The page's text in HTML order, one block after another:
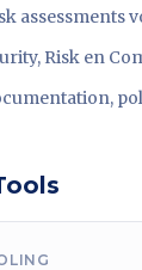
assessments
Risk en